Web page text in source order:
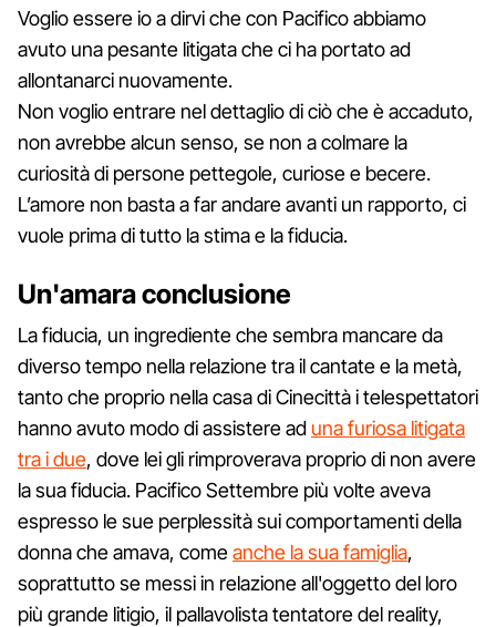
Voglio essere io a dirvi che con Pacifico abbiamo
avuto una pesante litigata che ci ha portato ad
allontanarci nuovamente.
Non voglio entrare nel dettaglio di ciò che è accaduto,
non avrebbe alcun senso, se non a colmare la
curiosità di persone pettegole, curiose e becere.
L’amore non basta a far andare avanti un rapporto, ci
vuole prima di tutto la stima e la fiducia.
Un'amara conclusione
La fiducia, un ingrediente che sembra mancare da
diverso tempo nella relazione tra il cantate e la metà,
tanto che proprio nella casa di Cinecittà i telespettatori
hanno avuto modo di assistere ad una furiosa litigata
tra i due, dove lei gli rimproverava proprio di non avere
la sua fiducia. Pacifico Settembre più volte aveva
espresso le sue perplessità sui comportamenti della
donna che amava, comeanche la sua famiglia,
soprattutto se messi in relazione all'oggetto del loro
più grande litigio, il pallavolista tentatore del reality,